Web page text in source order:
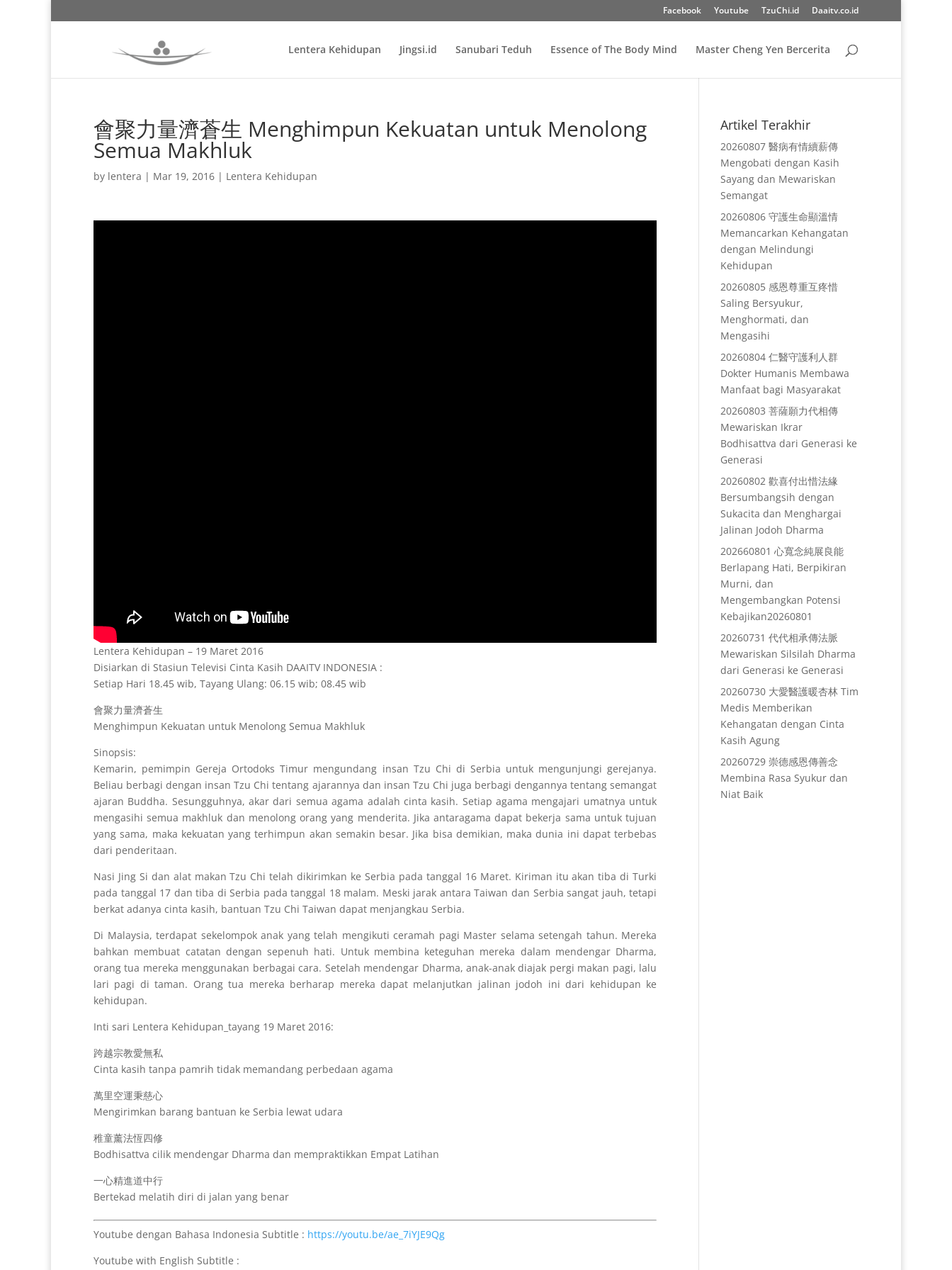
Facebook Youtube TzuChi.id Daaitv.co.id
Lentera Kehidupan Jingsi.id Sanubari Teduh Essence of The Body Mind Master Cheng Yen Bercerita
會聚力量濟蒼生 Menghimpun Kekuatan untuk Menolong
Semua Makhluk
by lentera | Mar 19, 2016 | Lentera Kehidupan
Lentera Kehidupan – 19 Maret 2016
Disiarkan di Stasiun Televisi Cinta Kasih DAAITV INDONESIA :
Setiap Hari 18.45 wib, Tayang Ulang: 06.15 wib; 08.45 wib
會聚力量濟蒼生
Menghimpun Kekuatan untuk Menolong Semua Makhluk
Sinopsis:
Kemarin, pemimpin Gereja Ortodoks Timur mengundang insan Tzu Chi di Serbia untuk mengunjungi gerejanya.
Beliau berbagi dengan insan Tzu Chi tentang ajarannya dan insan Tzu Chi juga berbagi dengannya tentang semangat
ajaran Buddha. Sesungguhnya, akar dari semua agama adalah cinta kasih. Setiap agama mengajari umatnya untuk
mengasihi semua makhluk dan menolong orang yang menderita. Jika antaragama dapat bekerja sama untuk tujuan
yang sama, maka kekuatan yang terhimpun akan semakin besar. Jika bisa demikian, maka dunia ini dapat terbebas
dari penderitaan.
Nasi Jing Si dan alat makan Tzu Chi telah dikirimkan ke Serbia pada tanggal 16 Maret. Kiriman itu akan tiba di Turki
pada tanggal 17 dan tiba di Serbia pada tanggal 18 malam. Meski jarak antara Taiwan dan Serbia sangat jauh, tetapi
berkat adanya cinta kasih, bantuan Tzu Chi Taiwan dapat menjangkau Serbia.
Di Malaysia, terdapat sekelompok anak yang telah mengikuti ceramah pagi Master selama setengah tahun. Mereka
bahkan membuat catatan dengan sepenuh hati. Untuk membina keteguhan mereka dalam mendengar Dharma,
orang tua mereka menggunakan berbagai cara. Setelah mendengar Dharma, anak-anak diajak pergi makan pagi, lalu
lari pagi di taman. Orang tua mereka berharap mereka dapat melanjutkan jalinan jodoh ini dari kehidupan ke
kehidupan.
Inti sari Lentera Kehidupan_tayang 19 Maret 2016:
跨越宗教愛無私
Cinta kasih tanpa pamrih tidak memandang perbedaan agama
萬里空運秉慈心
Mengirimkan barang bantuan ke Serbia lewat udara
稚童薰法恆四修
Bodhisattva cilik mendengar Dharma dan mempraktikkan Empat Latihan
一心精進道中行
Bertekad melatih diri di jalan yang benar
Youtube dengan Bahasa Indonesia Subtitle : https://youtu.be/ae_7iYJE9Qg
Youtube with English Subtitle :
Artikel Terakhir
20260807 醫病有情續薪傳
Mengobati dengan Kasih
Sayang dan Mewariskan
Semangat
20260806 守護生命顯溫情
Memancarkan Kehangatan
dengan Melindungi
Kehidupan
20260805 感恩尊重互疼惜
Saling Bersyukur,
Menghormati, dan
Mengasihi
20260804 仁醫守護利人群
Dokter Humanis Membawa
Manfaat bagi Masyarakat
20260803 菩薩願力代相傳
Mewariskan Ikrar
Bodhisattva dari Generasi ke
Generasi
20260802 歡喜付出惜法緣
Bersumbangsih dengan
Sukacita dan Menghargai
Jalinan Jodoh Dharma
202660801 心寬念純展良能
Berlapang Hati, Berpikiran
Murni, dan
Mengembangkan Potensi
Kebajikan20260801
20260731 代代相承傳法脈
Mewariskan Silsilah Dharma
dari Generasi ke Generasi
20260730 大愛醫護暖杏林 Tim
Medis Memberikan
Kehangatan dengan Cinta
Kasih Agung
20260729 崇德感恩傳善念
Membina Rasa Syukur dan
Niat Baik